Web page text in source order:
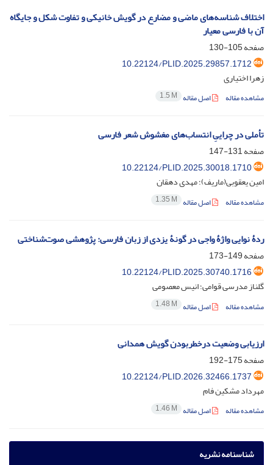
اختلاف شناسه‌های ماضی و مضارع در گویش خانیکی و تفاوت شکل و جایگاه
آن با فارسی معیار
صفحه105-130
10.22124/PLID.2025.29857.1712
زهرا اختیاری
مشاهده مقاله اصل مقاله 1.5 M
تأملی در چراییِ انتساب‌های مغشوش شعر فارسی
صفحه131-147
10.22124/PLID.2025.30018.1710
امین یعقوبی(ماریف)؛ مهدی دهقان
مشاهده مقاله اصل مقاله 1.35 M
ردۀ نوایی واژۀ واجی در گونۀ یزدی از زبان فارسی: پژوهشی صوت‌شناختی
صفحه149-173
10.22124/PLID.2025.30740.1716
گلناز مدرسی قوامی؛ انیس معصومی
مشاهده مقاله اصل مقاله 1.48 M
ارزیابی وضعیت درخطربودن گویش همدانی
صفحه175-192
10.22124/PLID.2026.32466.1737
مهرداد مشکین فام
مشاهده مقاله اصل مقاله 1.46 M
شناسنامه نشریه